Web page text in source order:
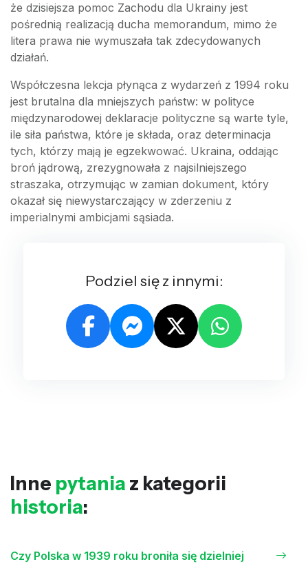
że dzisiejsza pomoc Zachodu dla Ukrainy jest
pośrednią realizacją ducha memorandum, mimo że
litera prawa nie wymuszała tak zdecydowanych
działań.
Współczesna lekcja płynąca z wydarzeń z 1994 roku
jest brutalna dla mniejszych państw: w polityce
międzynarodowej deklaracje polityczne są warte tyle,
ile siła państwa, które je składa, oraz determinacja
tych, którzy mają je egzekwować. Ukraina, oddając
broń jądrową, zrezygnowała z najsilniejszego
straszaka, otrzymując w zamian dokument, który
okazał się niewystarczający w zderzeniu z
imperialnymi ambicjami sąsiada.
Podziel się z innymi:
Inne pytania z kategorii
historia:
Czy Polska w 1939 roku broniła się dzielniej